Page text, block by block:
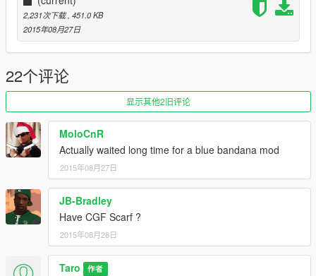
2,231次下载, 451.0 KB
2015年08月27日
22个评论
显示其他2旧评论
MoloCnR
Actually waited long time for a blue bandana mod
2015年08月27日
JB-Bradley
Have CGF Scarf ?
2015年08月28日
Taro 作者